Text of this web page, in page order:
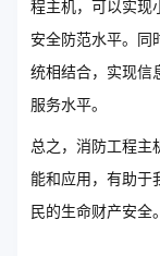
程主机，可以实现
安全防范水平。同
统相结合，实现信
服务水平。
总之，消防工程主
能和应用，有助于
民的生命财产安全。